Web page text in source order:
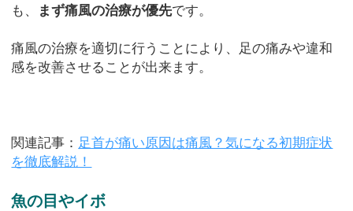
も、
まず痛風の治療が優先です。
痛風の治療を適切に行うことにより、足の痛みや違和
感を改善させることが出来ます。
関連記事： 足首が痛い原因は痛風？気になる初期症状
を徹底解説！
魚の目やイボ